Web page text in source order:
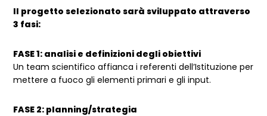
Il progetto selezionato sarà sviluppato attraverso
3 fasi:
FASE 1: analisi e definizioni degli obiettivi
Un team scientifico affianca i referenti dell’Istituzione per
mettere a fuoco gli elementi primari e gli input.
FASE 2: planning/strategia